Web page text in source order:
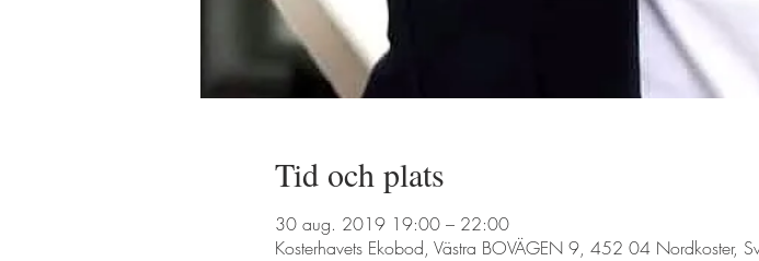
Tid och plats
30 aug. 2019 19:00 – 22:00
Kosterhavets Ekobod, Västra BOVÄGEN 9, 452 04 Nordkoster,